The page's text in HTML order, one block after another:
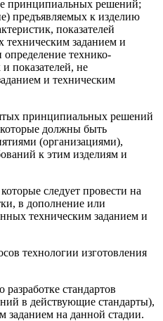
принципиальных решений;
предъявляемых к изделию
показателей
техническим заданием и
технико-
показателей, не
и техническим
принципиальных решений
должны быть
(организациями),
к этим изделиям и
следует провести на
в дополнение или
техническим заданием и
технологии изготовления
стандартов
в действующие стандарты),
заданием на данной стадии.